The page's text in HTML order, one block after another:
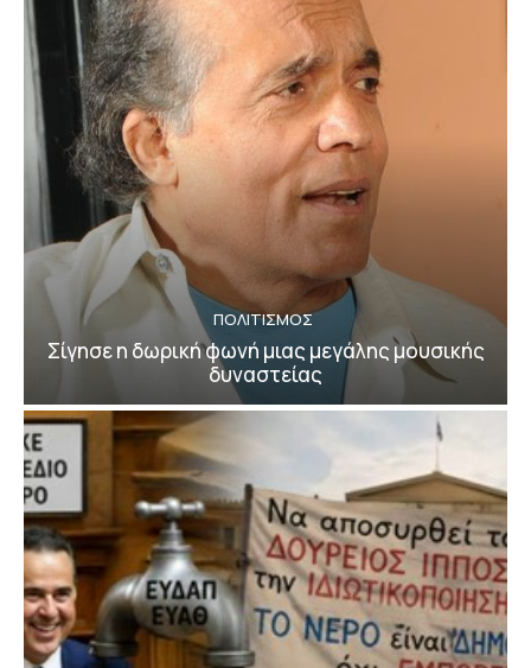
ΠΟΛΙΤΙΣΜΟΣ
Σίγησε η δωρική φωνή μιας μεγάλης μουσικής
δυναστείας